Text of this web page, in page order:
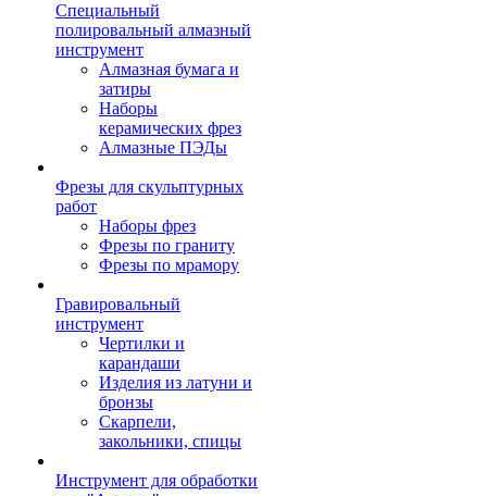
Специальный
полировальный алмазный
инструмент
Алмазная бумага и
затиры
Наборы
керамических фрез
Алмазные ПЭДы
Фрезы для скульптурных
работ
Наборы фрез
Фрезы по граниту
Фрезы по мрамору
Гравировальный
инструмент
Чертилки и
карандаши
Изделия из латуни и
бронзы
Скарпели,
закольники, спицы
Инструмент для обработки